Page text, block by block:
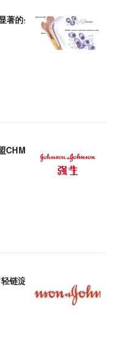
著的生存益处!
CHMP推荐批准：治疗轻链
链淀粉样变性病